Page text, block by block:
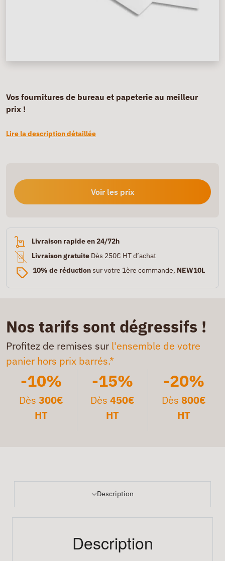
Vos fournitures de bureau et papeterie au meilleur
prix !
Lire la description détaillée
Voir les prix
Livraison rapide en 24/72h
Livraison gratuite Dès 250€ HT d’achat
10% de réductionsur votre 1ère commande, NEW10L
Nos tarifs sont dégressifs !
Profitez de remises sur l'ensemble de votre
panier hors prix barrés.*
-10%
Dès300€
HT
-15%
Dès 450€
HT
-20%
Dès 800€
HT
Description
Description